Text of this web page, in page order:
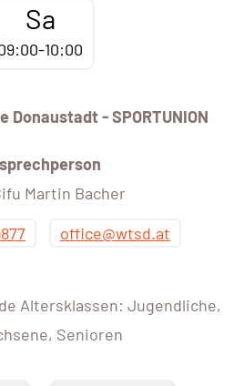
Sa
10:00
Donaustadt - SPORTUNION
Martin Bacher
office@wtsd.at
Altersklassen: Jugendliche,
Senioren